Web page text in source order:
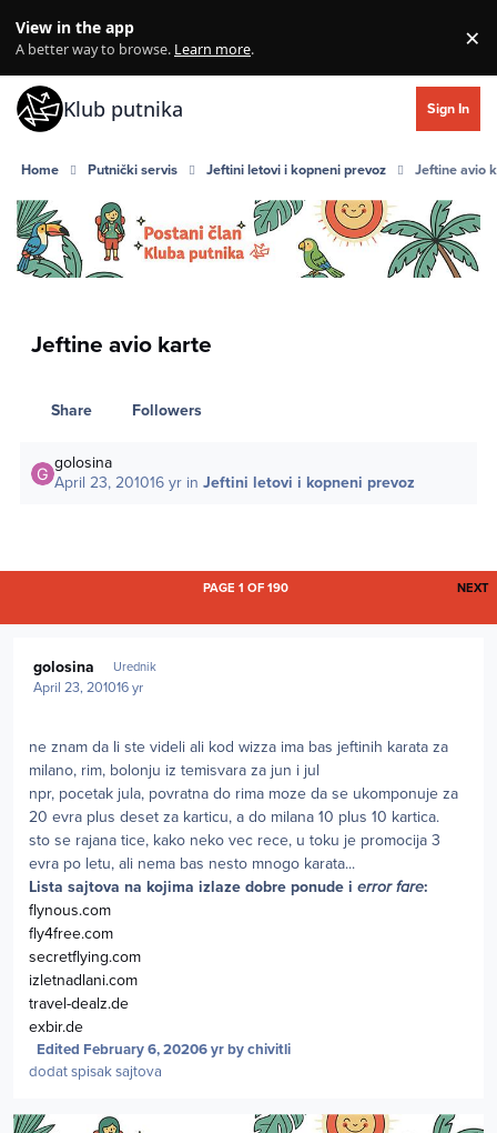
View in the app
A better way to browse. Learn more. ×
Klub putnika Sign In
Home Putnički servis Jeftini letovi i kopneni prevoz Jeftine avio
Jeftine avio karte
Share Followers
golosina
April 23, 201016 yr inJeftini letovi i kopneni prevoz
NEXT
PAGE 1 OF 190
golosina Urednik
April 23, 201016 yr
ne znam da li ste videli ali kod wizza ima bas jeftinih karata za
milano, rim, bolonju iz temisvara za jun i jul
npr, pocetak jula, povratna do rima moze da se ukomponuje za
20 evra plus deset za karticu, a do milana 10 plus 10 kartica.
sto se rajana tice, kako neko vec rece, u toku je promocija 3
evra po letu, ali nema bas nesto mnogo karata...
Lista sajtova na kojima izlaze dobre ponude i error fare:
flynous.com
fly4free.com
secretflying.com
izletnadlani.com
travel-dealz.de
exbir.de
Edited February 6, 20206 yrby chivitli
dodat spisak sajtova